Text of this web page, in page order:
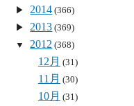
2014 (366)
2013 (369)
2012 (368)
12月 (31)
11月 (30)
10月 (31)